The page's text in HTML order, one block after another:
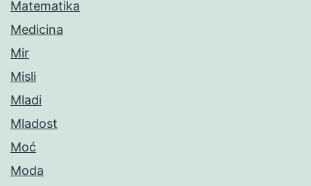
Matematika
Medicina
Mir
Misli
Mladi
Mladost
Moć
Moda